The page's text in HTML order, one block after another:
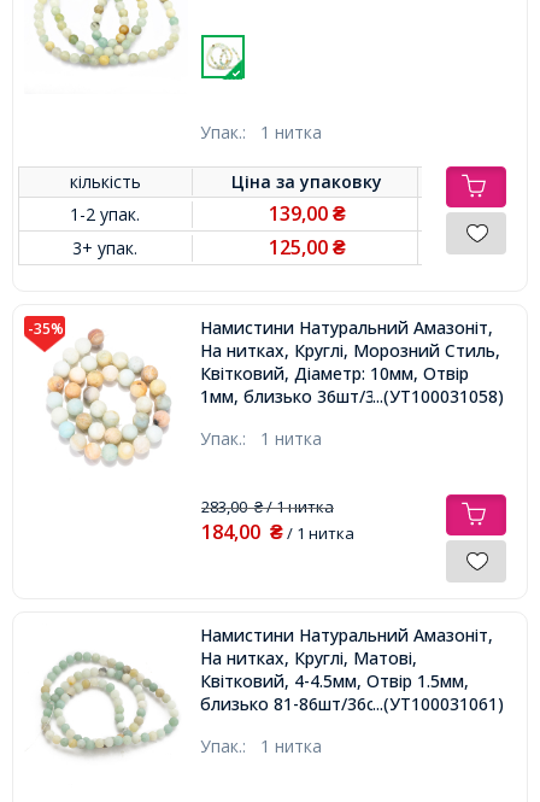
Упак.: 1 нитка
кількість Ціна заупаковку
1-2 упак.
139,00 ₴
3+ упак. 125,00 ₴
-35%
Намистини Натуральний Амазоніт,
На нитках, Круглі, Морозний Стиль,
Квітковий, Діаметр: 10мм, Отвір
1мм, близько 36шт/36см/нитка,
...(УТ100031058)
Упак.: 1 нитка
283,00₴/ 1 нитка
184,00 ₴/ 1 нитка
Намистини Натуральний Амазоніт,
На нитках, Круглі, Матові,
Квітковий, 4-4.5мм, Отвір 1.5мм,
близько 81-86шт/36см/нитка,
...(УТ100031061)
Упак.: 1 нитка